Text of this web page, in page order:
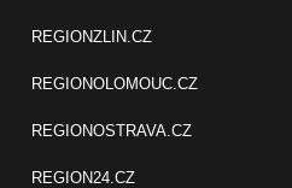
REGIONZLIN.CZ
REGIONOLOMOUC.CZ
REGIONOSTRAVA.CZ
REGION24.CZ